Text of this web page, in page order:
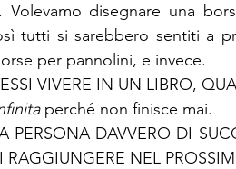
Volevamo disegnare una
tutti si sarebbero sentiti a
per pannolini, e invece.
perché non finisce mai.
PERSONA DAVVERO DI
RAGGIUNGERE NEL